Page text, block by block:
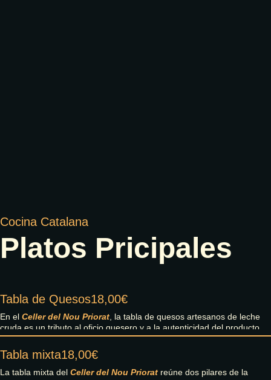
Cocina Catalana
Platos Pricipales
Tabla de Quesos18,00€
En el Celler del Nou Priorat , la tabla de quesos artesanos de leche
cruda es un tributo al oficio quesero y a la autenticidad del producto
local. Esta selección reúne piezas elaboradas por pequeños
productores que trabajan con técnicas tradicionales, respetando los
tiempos y la identidad de cada territorio.
Tabla mixta18,00€
La tabla mixta del Celler del Nou Priorat reúne dos pilares de la